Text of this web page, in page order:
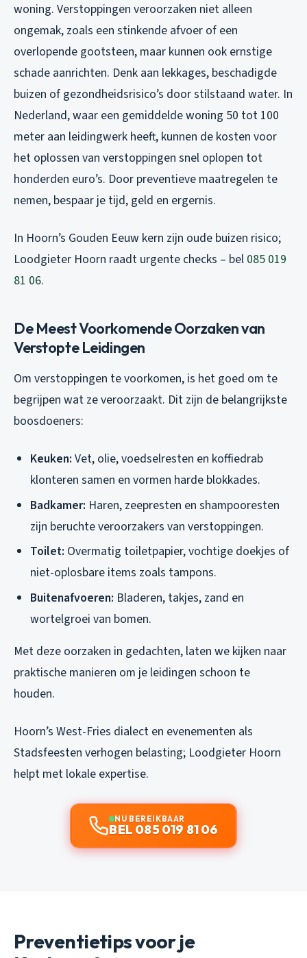
woning. Verstoppingen veroorzaken niet alleen
ongemak, zoals een stinkende afvoer of een
overlopende gootsteen, maar kunnen ook ernstige
schade aanrichten. Denk aan lekkages, beschadigde
buizen of gezondheidsrisico’s door stilstaand water. In
Nederland, waar een gemiddelde woning 50 tot 100
meter aan leidingwerk heeft, kunnen de kosten voor
het oplossen van verstoppingen snel oplopen tot
honderden euro’s. Door preventieve maatregelen te
nemen, bespaar je tijd, geld en ergernis.
In Hoorn’s Gouden Eeuw kern zijn oude buizen risico;
Loodgieter Hoorn raadt urgente checks – bel 085 019
81 06.
De Meest Voorkomende Oorzaken van
Verstopte Leidingen
Om verstoppingen te voorkomen, is het goed om te
begrijpen wat ze veroorzaakt. Dit zijn de belangrijkste
boosdoeners:
Keuken: Vet, olie, voedselresten en koffiedrab
klonteren samen en vormen harde blokkades.
Badkamer: Haren, zeepresten en shampooresten
zijn beruchte veroorzakers van verstoppingen.
Toilet: Overmatig toiletpapier, vochtige doekjes of
niet-oplosbare items zoals tampons.
Buitenafvoeren: Bladeren, takjes, zand en
wortelgroei van bomen.
Met deze oorzaken in gedachten, laten we kijken naar
praktische manieren om je leidingen schoon te
houden.
Hoorn’s West-Fries dialect en evenementen als
Stadsfeesten verhogen belasting; Loodgieter Hoorn
helpt met lokale expertise.
NU BEREIKBAAR
BEL 085 019 81 06
Preventietips voor je